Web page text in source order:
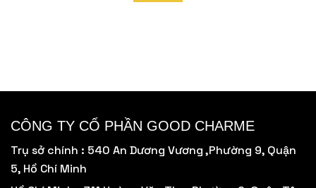
CÔNG TY CỔ PHẦN GOOD CHARME
Trụ sở chính : 540 An Dương Vương ,Phường 9, Quận
5, Hồ Chí Minh